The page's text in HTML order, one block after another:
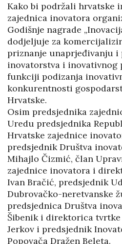
Kako bi podržali hrvatske
zajednica inovatora
Godišnje nagrade
dodjeljuje za
priznanje unaprjeđivanju i
inovatorstva i inovativnog
funkciji podizanja
konkurentnosti
Hrvatske.
Osim predsjednika
Uredu predsjednika
Hrvatske zajednice
predsjednik Društva
Mihajlo Čizmić, član
zajednice inovatora i
Ivan Bračić, predsjednik
Dubrovačko-neretvanske
predsjednica Društva
Šibenik i direktorica tvrtke
Jerkov i predsjednik
Popovača Dražen Beleta.